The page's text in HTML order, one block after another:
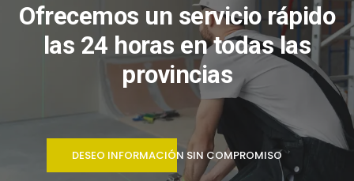
Ofrecemos un servicio rápido
las 24 horas en todas las
provincias
DESEO INFORMACIÓN SIN COMPROMISO